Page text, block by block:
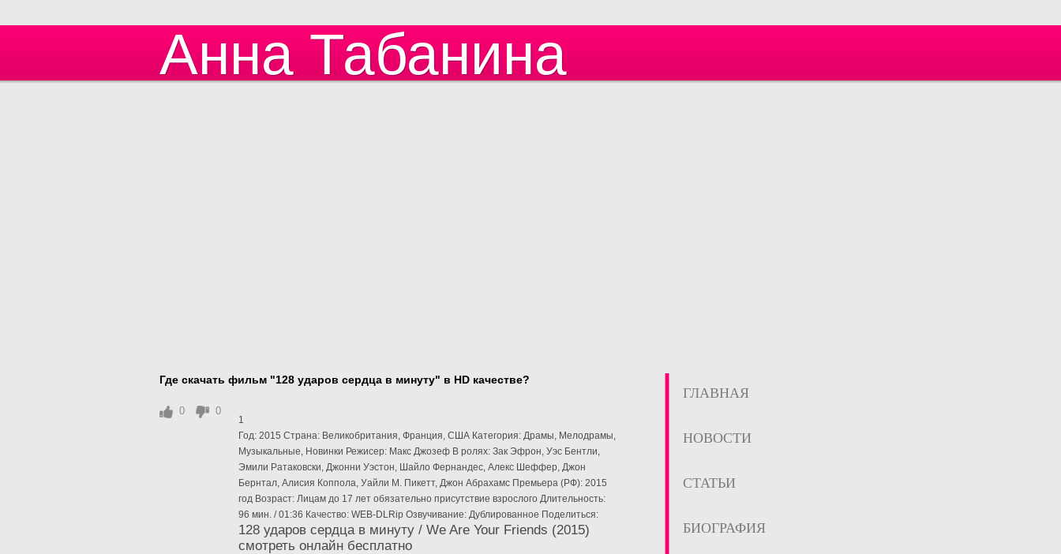
Анна Табанина
Где скачать фильм "128 ударов сердца в минуту" в HD качестве?
1
Год: 2015 Страна: Великобритания, Франция, США Категория: Драмы, Мелодрамы,
Музыкальные, Новинки Режисер: Макс Джозеф В ролях: Зак Эфрон, Уэс Бентли,
Эмили Ратаковски, Джонни Уэстон, Шайло Фернандес, Алекс Шеффер, Джон
Бернтал, Алисия Коппола, Уайли М. Пикетт, Джон Абрахамс Премьера (РФ): 2015
год Возраст: Лицам до 17 лет обязательно присутствие взрослого Длительность:
96 мин. / 01:36 Качество: WEB-DLRip Озвучивание: Дублированное Поделиться:
128 ударов сердца в минуту / We Are Your Friends (2015)
смотреть онлайн бесплатно
0 0
ГЛАВНАЯ
НОВОСТИ
СТАТЬИ
БИОГРАФИЯ